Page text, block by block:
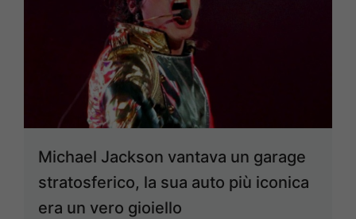
Michael Jackson vantava un garage
stratosferico, la sua auto più iconica
era un vero gioiello